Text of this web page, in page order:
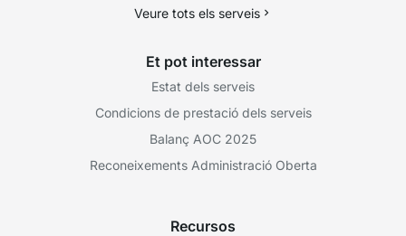
Veure tots els serveis
Et pot interessar
Estat dels serveis
Condicions de prestació dels serveis
Balanç AOC 2025
Reconeixements Administració Oberta
Recursos